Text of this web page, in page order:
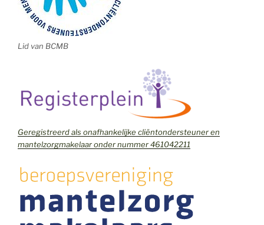
Lid van BCMB
Geregistreerd als onafhankelijke cliëntondersteuner en
mantelzorgmakelaar onder nummer 461042211